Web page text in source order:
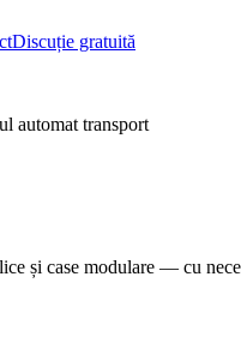
Discuție gratuită
automat transport
și case modulare — cu